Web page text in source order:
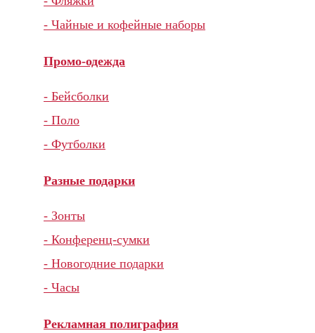
- Чайные и кофейные наборы
Промо-одежда
- Бейсболки
- Поло
- Футболки
Разные подарки
- Зонты
- Конференц-сумки
- Новогодние подарки
- Часы
Рекламная полиграфия